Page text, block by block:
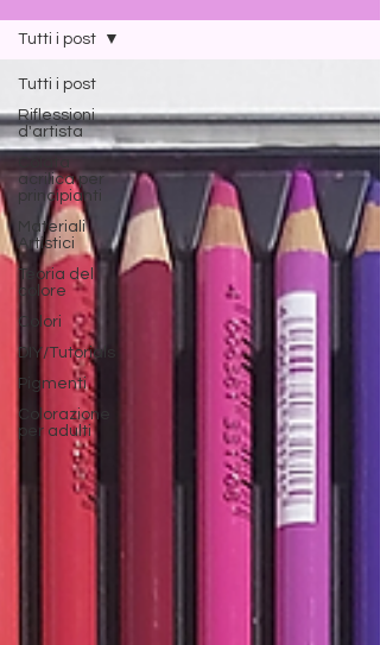
Tutti i post
Riflessioni
d'artista
Colata
acrilica per
principianti
Materiali
Artistici
Teoria del
colore
Colori
DIY/Tutorials
Pigmenti
Colorazione
per adulti
Tutti i post